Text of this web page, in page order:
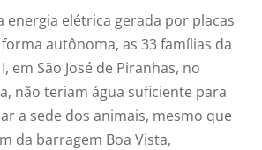
energia elétrica gerada por placas
autônoma, as 33 famílias da
em São José de Piranhas, no
não teriam água suficiente para
a sede dos animais, mesmo que
da barragem Boa Vista,